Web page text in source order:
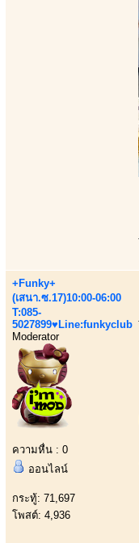
+Funky+
(เสนา.ซ.17)10:00-06:00
T:085-
5027899♥Line:funkyclub
Moderator
ความหื่น : 0
ออนไลน์
กระทู้: 71,697
โพสต์: 4,936